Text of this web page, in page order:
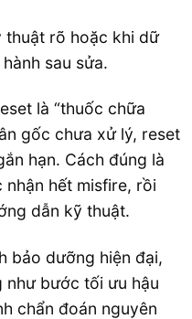
thuật rõ hoặc khi dữ
sau sửa.
là “thuốc chữa
gốc chưa xử lý, reset
hạn. Cách đúng là
hết misfire, rồi
dẫn kỹ thuật.
bảo dưỡng hiện đại,
bước tối ưu hậu
chẩn đoán nguyên